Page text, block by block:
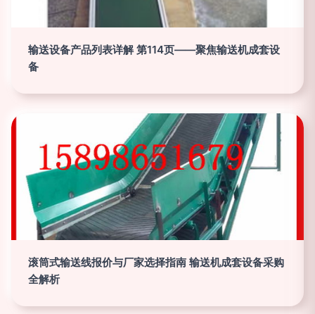
输送设备产品列表详解 第114页——聚焦输送机成套设
备
滚筒式输送线报价与厂家选择指南 输送机成套设备采购
全解析